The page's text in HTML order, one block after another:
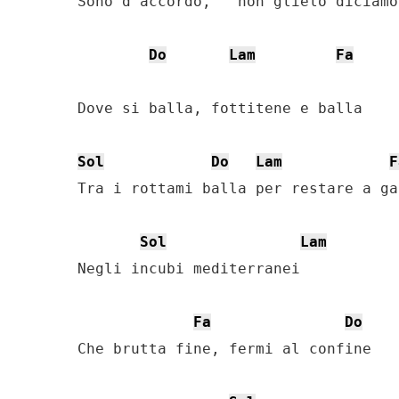
Do Lam Fa
Dove si balla, fottitene e balla
Sol Do Lam
Tra i rottami balla per restare a
Sol
Lam
Negli incubi mediterranei
Fa
Do
Che brutta fine, fermi al confine